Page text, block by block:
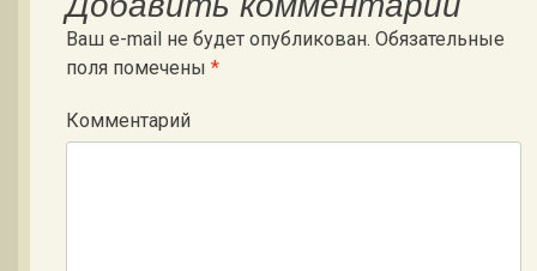
Ваш e-mail не будет опубликован. Обязательные
поля помечены *
Комментарий